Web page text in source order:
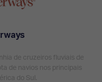
de cruzeiros fluviais de
de navios nos principais
do Sul.